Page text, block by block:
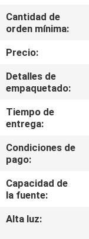
CONTROL
CALIDAD
ÉNTRENOS
EN
CONTACTO
CON
NOTICIAS
Cantidad de
orden mínima:
Precio:
Detalles de
empaquetado:
Tiempo de
entrega:
Condiciones de
pago:
Capacidad de
la fuente:
Alta luz: